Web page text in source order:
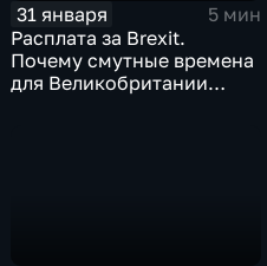
31 января
5 мин
Расплата за Brexit.
Почему смутные времена
для Великобритании